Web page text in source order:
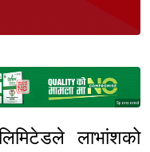
Sponsored
लाभांशको